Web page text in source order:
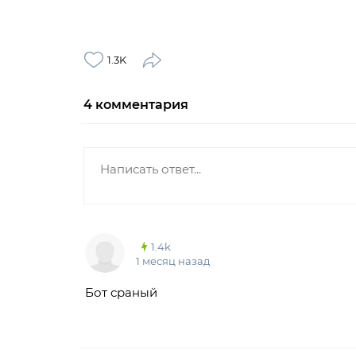
1.3K
4 комментария
1.4k
1 месяц назад
Бот сраный